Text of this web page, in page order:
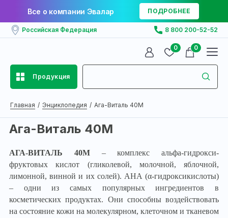
Все о компании Эвалар ПОДРОБНЕЕ
Российская Федерация 8 800 200-52-52
0 0
Продукция
Главная Энциклопедия Ага-Виталь 40М
Ага-Виталь 40М
АГА-ВИТАЛЬ 40М– комплекс альфа-гидрокси-
фруктовых кислот (гликолевой, молочной, яблочной,
лимонной, винной и их солей). АНА (α-гидроксикислоты)
– одни из самых популярных ингредиентов в
косметических продуктах. Они способны воздействовать
на состояние кожи на молекулярном, клеточном и тканевом